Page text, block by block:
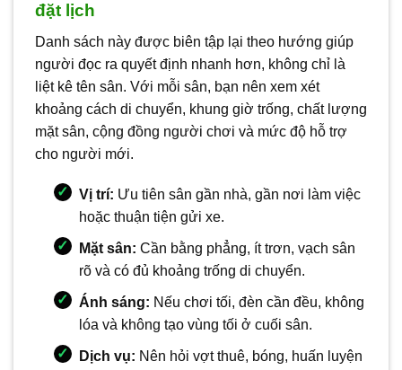
đặt lịch
Danh sách này được biên tập lại theo hướng giúp
người đọc ra quyết định nhanh hơn, không chỉ là
liệt kê tên sân. Với mỗi sân, bạn nên xem xét
khoảng cách di chuyển, khung giờ trống, chất lượng
mặt sân, cộng đồng người chơi và mức độ hỗ trợ
cho người mới.
Vị trí: Ưu tiên sân gần nhà, gần nơi làm việc
hoặc thuận tiện gửi xe.
Mặt sân: Cần bằng phẳng, ít trơn, vạch sân
rõ và có đủ khoảng trống di chuyển.
Ánh sáng: Nếu chơi tối, đèn cần đều, không
lóa và không tạo vùng tối ở cuối sân.
Dịch vụ: Nên hỏi vợt thuê, bóng, huấn luyện